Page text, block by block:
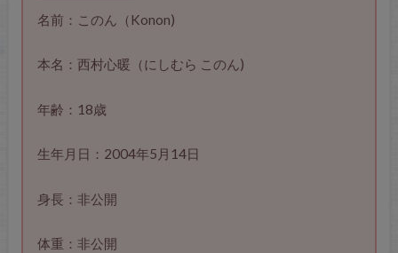
名前：このん（Konon)
本名：西村心暖（にしむら このん)
年齢：18歳
生年月日：2004年5月14日
身長：非公開
体重：非公開